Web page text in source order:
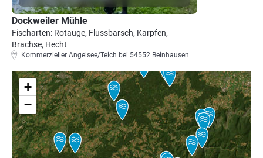
Dockweiler Mühle
Fischarten: Rotauge, Flussbarsch, Karpfen,
Brachse, Hecht
Kommerzieller Angelsee/Teich bei 54552 Beinhausen
+
−